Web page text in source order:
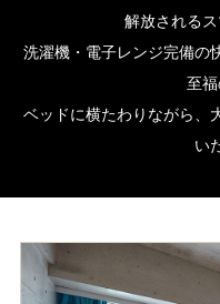
解放されるス
洗濯機・電子レンジ完備の
至福
ベッドに横たわりながら、
い